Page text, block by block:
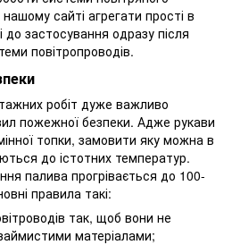
нашому сайті агрегати прості в
до застосування одразу після
повітропроводів.
робіт дуже важливо
пожежної безпеки. Адже рукави
топки, замовити яку можна в
до істотних температур.
палива прогрівається до 100-
правила такі:
так, щоб вони не
матеріалами;